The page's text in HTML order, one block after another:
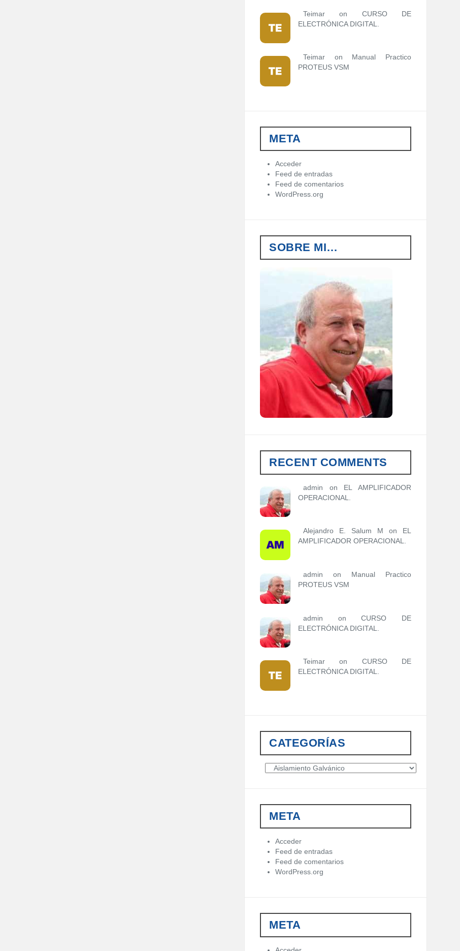
Teimar on CURSO DE
ELECTRÓNICA DIGITAL.
Teimar on Manual Practico
PROTEUS VSM
META
Acceder
Feed de entradas
Feed de comentarios
WordPress.org
SOBRE MI…
RECENT COMMENTS
admin on EL AMPLIFICADOR
OPERACIONAL.
Alejandro E. Salum M on EL
AMPLIFICADOR OPERACIONAL.
admin on Manual Practico
PROTEUS VSM
admin onCURSO DE
ELECTRÓNICA DIGITAL.
Teimar on CURSO DE
ELECTRÓNICA DIGITAL.
CATEGORÍAS
C
r
a
s
META
Acceder
Feed de entradas
Feed de comentarios
WordPress.org
META